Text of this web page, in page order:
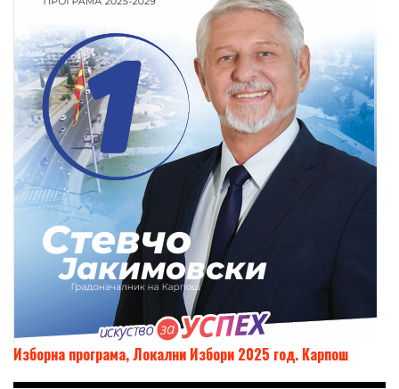
Изборна програма, Локални Избори 2025 год. Карпош